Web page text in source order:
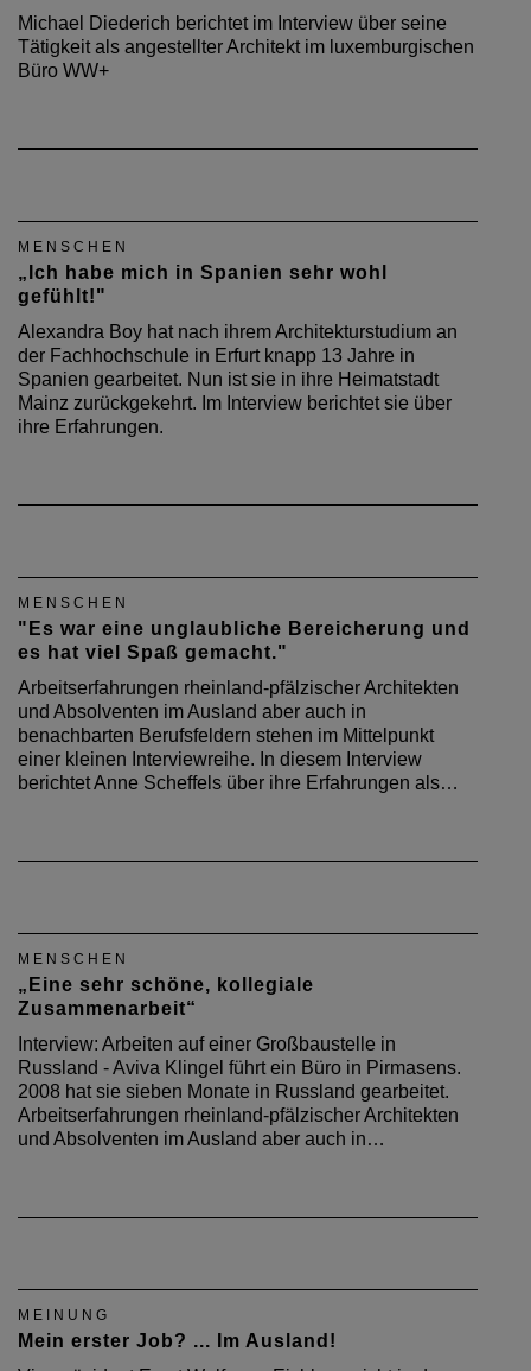
Michael Diederich berichtet im Interview über seine
Tätigkeit als angestellter Architekt im luxemburgischen
Büro WW+
MENSCHEN
„Ich habe mich in Spanien sehr wohl
gefühlt!"
Alexandra Boy hat nach ihrem Architekturstudium an
der Fachhochschule in Erfurt knapp 13 Jahre in
Spanien gearbeitet. Nun ist sie in ihre Heimatstadt
Mainz zurückgekehrt. Im Interview berichtet sie über
ihre Erfahrungen.
MENSCHEN
"Es war eine unglaubliche Bereicherung und
es hat viel Spaß gemacht."
Arbeitserfahrungen rheinland-pfälzischer Architekten
und Absolventen im Ausland aber auch in
benachbarten Berufsfeldern stehen im Mittelpunkt
einer kleinen Interviewreihe. In diesem Interview
berichtet Anne Scheffels über ihre Erfahrungen als…
MENSCHEN
„Eine sehr schöne, kollegiale
Zusammenarbeit“
Interview: Arbeiten auf einer Großbaustelle in
Russland - Aviva Klingel führt ein Büro in Pirmasens.
2008 hat sie sieben Monate in Russland gearbeitet.
Arbeitserfahrungen rheinland-pfälzischer Architekten
und Absolventen im Ausland aber auch in…
MEINUNG
Mein erster Job? ... Im Ausland!